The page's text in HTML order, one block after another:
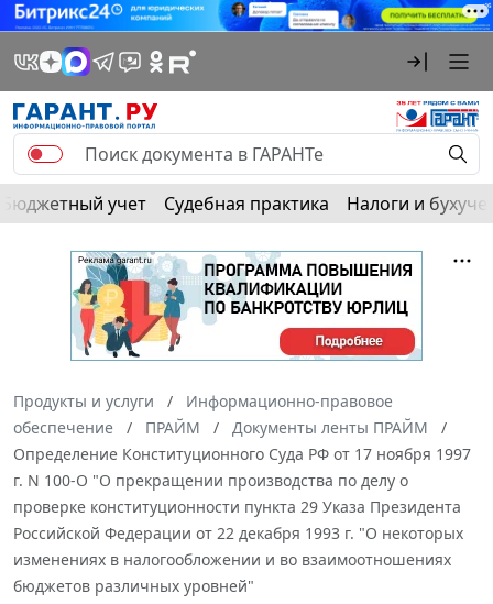
Бюджетный учет Судебная практика Налоги и
Продукты и услуги
Информационно-правовое
обеспечение
ПРАЙМ
Документы ленты ПРАЙМ
Определение Конституционного Суда РФ от 17 ноября 1997
г. N 100-О "О прекращении производства по делу о
проверке конституционности пункта 29 Указа Президента
Российской Федерации от 22 декабря 1993 г. "О некоторых
изменениях в налогообложении и во взаимоотношениях
бюджетов различных уровней"